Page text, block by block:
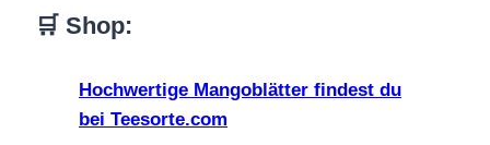
🛒 Shop:
Hochwertige Mangoblätter findest du
bei Teesorte.com